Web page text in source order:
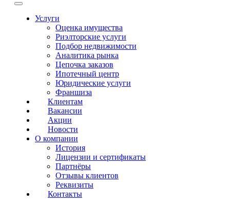
Услуги
Оценка имущества
Риэлторские услуги
Подбор недвижимости
Аналитика рынка
Цепочка заказов
Ипотечный центр
Юридические услуги
Франшиза
Клиентам
Вакансии
Акции
Новости
О компании
История
Лицензии и сертификаты
Партнёры
Отзывы клиентов
Реквизиты
Контакты